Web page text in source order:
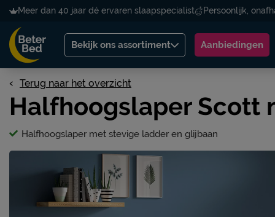
Meer dan 40 jaar dé ervaren slaapspecialist Persoonlijk,
Bekijk ons assortiment Aanbiedingen
Terug naar het overzicht
Halfhoogslaper Scott
Halfhoogslaper met stevige ladder en glijbaan